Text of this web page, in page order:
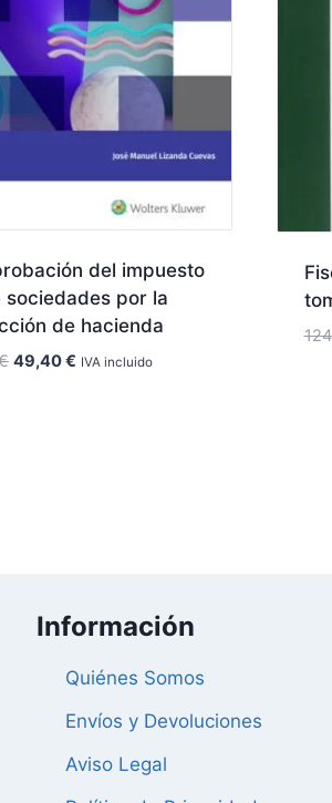
del impuesto
sociedades por la
de hacienda
El
49,40€ El
IVA incluido
Información
Quiénes Somos
Envíos y Devoluciones
Aviso Legal